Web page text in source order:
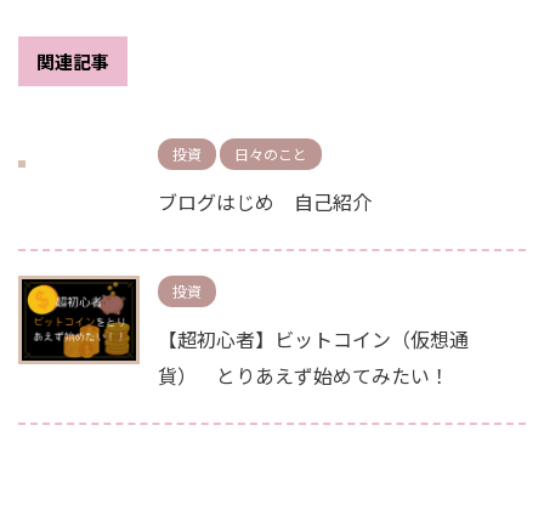
関連記事
投資 日々のこと
ブログはじめ 自己紹介
投資
【超初心者】ビットコイン（仮想通
貨） とりあえず始めてみたい！